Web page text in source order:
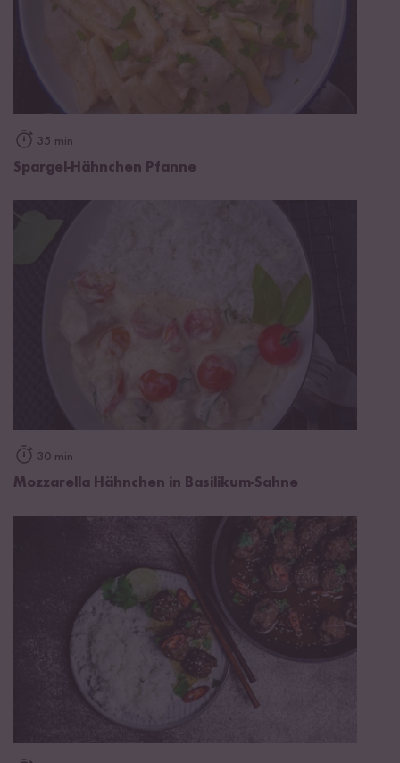
35 min
Spargel-Hähnchen Pfanne
30 min
Mozzarella Hähnchen in Basilikum-Sahne